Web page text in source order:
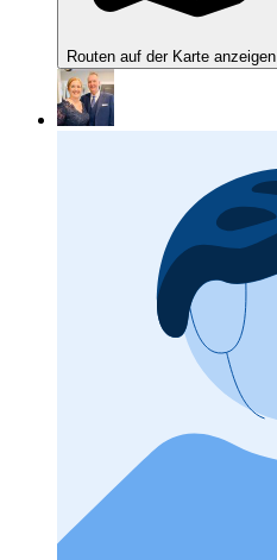
Routen auf der Karte anzeigen